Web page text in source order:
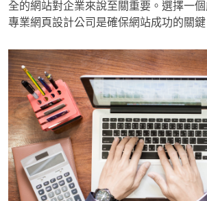
全的網站對企業來說至關重要。選擇一
專業網頁設計公司是確保網站成功的關